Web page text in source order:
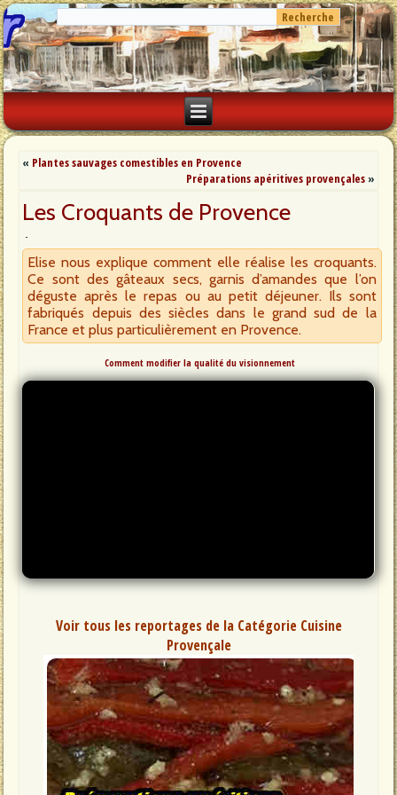
« Plantes sauvages comestibles en Provence
Préparations apéritives provençales»
Les Croquants de Provence
Elise nous explique comment elle réalise les croquants.
Ce sont des gâteaux secs, garnis d’amandes que l’on
déguste après le repas ou au petit déjeuner. Ils sont
fabriqués depuis des siècles dans le grand sud de la
France et plus particulièrement en Provence.
Comment modifier la qualité du visionnement
Voir tous les reportages de la Catégorie Cuisine
Provençale